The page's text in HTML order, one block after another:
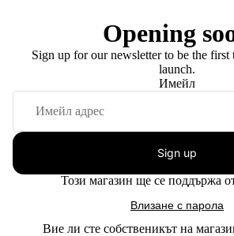
Opening
Sign up for our newsletter to be the
launch.
Имейл
Sign up
Този магазин ще се поддържа
Влизане с парола
Вие ли сте собственикът на